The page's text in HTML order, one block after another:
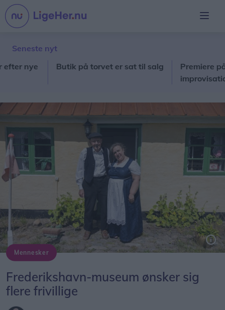
Seneste nyt
Butik på torvet er sat til salg
Premiere på
improvisation
Mennesker
Frederikshavn-museum ønsker sig
flere frivillige